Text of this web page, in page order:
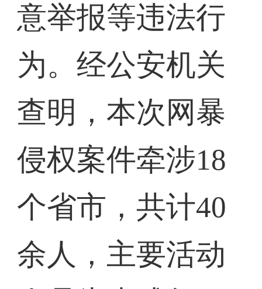
意举报等违法行
为。经公安机关
查明，本次网暴
侵权案件牵涉18
个省市，共计40
余人，主要活动